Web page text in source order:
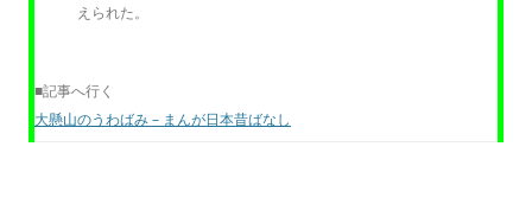
えられた。
■記事へ行く
大懸山のうわばみ – まんが日本昔ばなし